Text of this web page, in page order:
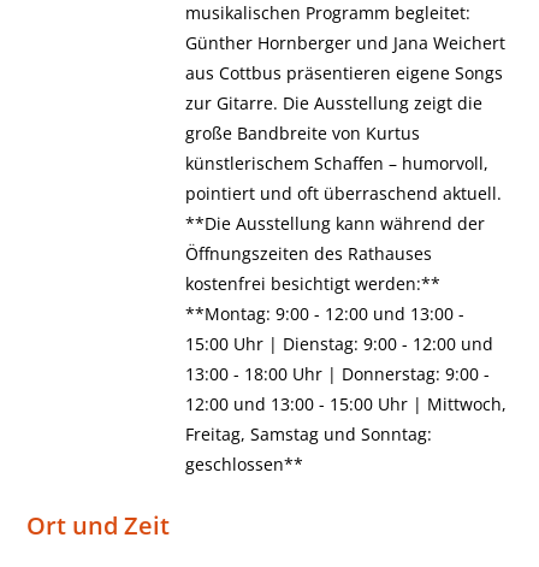
musikalischen Programm begleitet:
Günther Hornberger und Jana Weichert
aus Cottbus präsentieren eigene Songs
zur Gitarre. Die Ausstellung zeigt die
große Bandbreite von Kurtus
künstlerischem Schaffen – humorvoll,
pointiert und oft überraschend aktuell.
**Die Ausstellung kann während der
Öffnungszeiten des Rathauses
kostenfrei besichtigt werden:**
**Montag: 9:00 - 12:00 und 13:00 -
15:00 Uhr | Dienstag: 9:00 - 12:00 und
13:00 - 18:00 Uhr | Donnerstag: 9:00 -
12:00 und 13:00 - 15:00 Uhr | Mittwoch,
Freitag, Samstag und Sonntag:
geschlossen**
Ort und Zeit